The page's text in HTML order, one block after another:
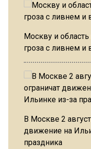
Москву и
гроза с ливнем и
В Москве 2
движение на
праздника